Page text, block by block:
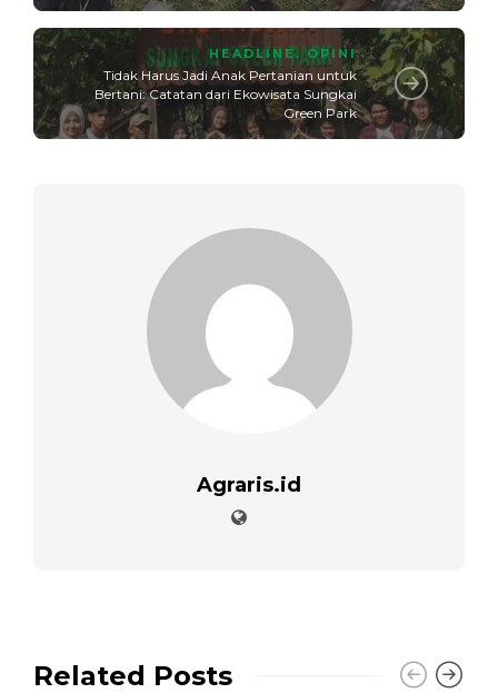
HEADLINE,OPINI
Tidak Harus Jadi Anak Pertanian untuk
Bertani: Catatan dari Ekowisata Sungkai
Green Park
Agraris.id
Related Posts